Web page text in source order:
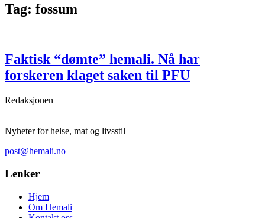
Tag: fossum
Faktisk “dømte” hemali. Nå har
forskeren klaget saken til PFU
Redaksjonen
Nyheter for helse, mat og livsstil
post@hemali.no
Lenker
Hjem
Om Hemali